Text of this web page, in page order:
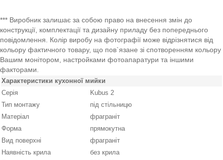
*** Виробник залишає за собою право на внесення змін до
конструкції, комплектації та дизайну приладу без попереднього
повідомлення. Колір виробу на фотографії може відрізнятися від
кольору фактичного товару, що пов`язане зі спотворенням кольору
Вашим монітором, настройками фотоапаратури та іншими
факторами.
Характеристики кухонної мийки
Серія
Kubus 2
Тип монтажу
під стільницю
Матеріал
фраграніт
Форма
прямокутна
Вид поверхні
фраграніт
Наявність крила
без крила